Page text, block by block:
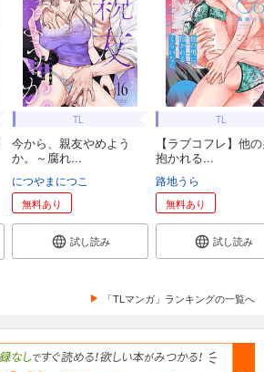
TL
今から、親友やめよう
か。～腐れ...
につやまにつこ
無料あり
試し読み
TL
【ラブコフレ】他
抱かれる...
路地うら
無料あり
試し読み
「TLマンガ」ランキングの一覧へ